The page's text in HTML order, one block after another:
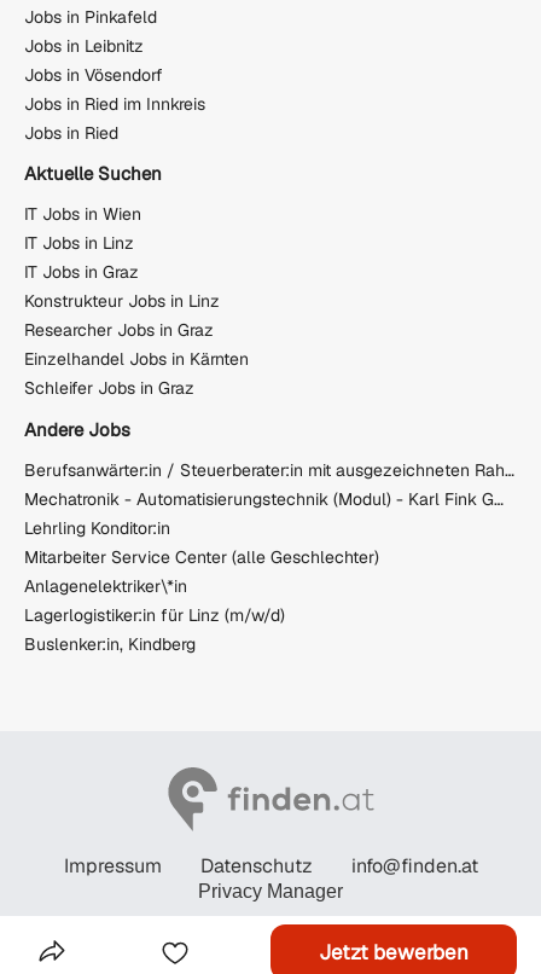
Jobs in Pinkafeld
Jobs in Leibnitz
Jobs in Vösendorf
Jobs in Ried im Innkreis
Jobs in Ried
Aktuelle Suchen
IT Jobs in Wien
IT Jobs in Linz
IT Jobs in Graz
Konstrukteur Jobs in Linz
Researcher Jobs in Graz
Einzelhandel Jobs in Kärnten
Schleifer Jobs in Graz
Andere Jobs
Berufsanwärter:in / Steuerberater:in mit ausgezeichneten Rahmenbedingungen (m/w/d)
Mechatronik - Automatisierungstechnik (Modul) - Karl Fink GMBH
Lehrling Konditor:in
Mitarbeiter Service Center (alle Geschlechter)
Anlagenelektriker\*in
Lagerlogistiker:in für Linz (m/w/d)
Buslenker:in, Kindberg
Das Inserat Teilen Jetzt bewerben
Impressum Datenschutz info@finden.at
Privacy Manager
© STANDARD Verlagsgesellschaft m.b.H. 2026